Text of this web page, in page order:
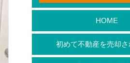
HOME
初めて不動産を売却